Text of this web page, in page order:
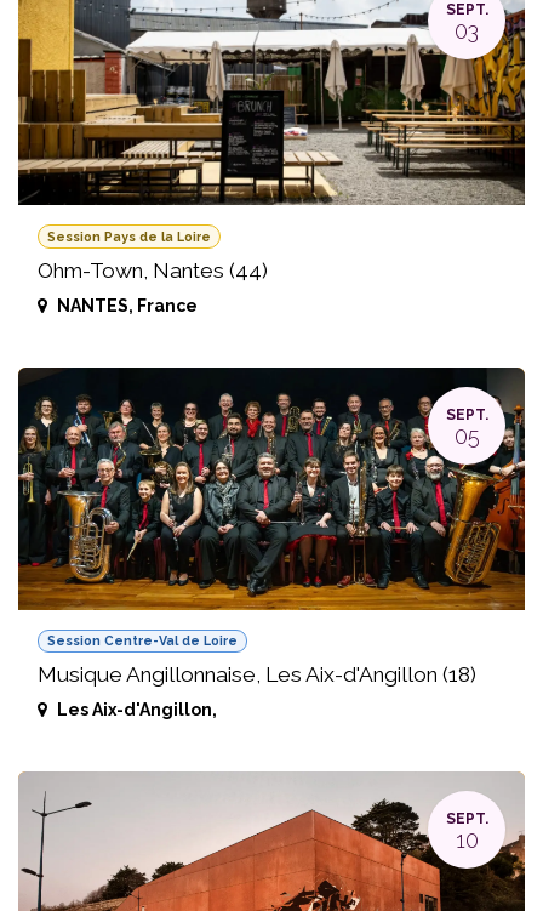
SEPT.
03
Session Pays de la Loire
Ohm-Town, Nantes (44)
NANTES, France
SEPT.
05
Session Centre-Val de Loire
Musique Angillonnaise, Les Aix-d'Angillon (18)
Les Aix-d'Angillon,
SEPT.
10